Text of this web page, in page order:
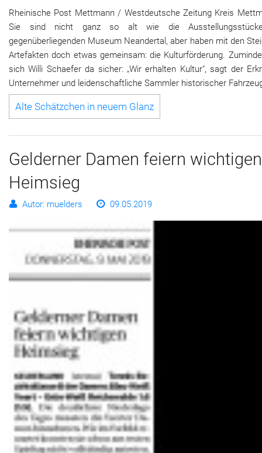
Rheinische Post Mettmann / Westdeutsche Zeitung Kreis
Sie sind nicht ganz so alt wie die
gegenüberliegenden Museum Neandertal, aber haben mit den
Artefakten doch etwas gemeinsam: die Kulturförderung.
sich Willi Schaefer da sicher: „Wir erhalten Kultur", sagt der
Unternehmer und leidenschaftliche Sammler historischer
Alte Schätzchen in neuem Glanz
Gelderner Damen feiern wichtigen
Heimsieg
Autor: muelders 09.05.2019